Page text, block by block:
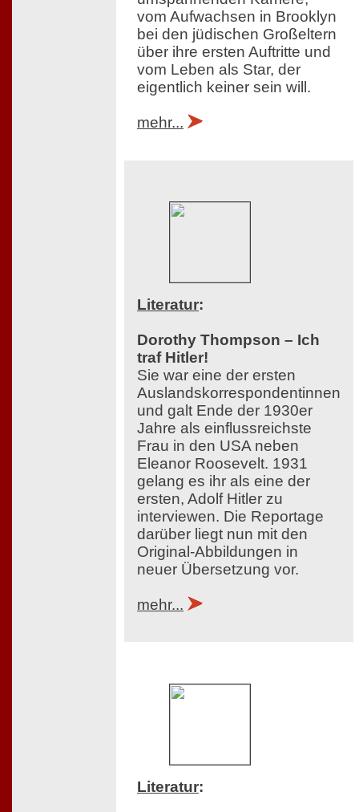
vom Aufwachsen in Brooklyn
bei den jüdischen Großeltern
über ihre ersten Auftritte und
vom Leben als Star, der
eigentlich keiner sein will.
mehr...
Literatur:
Dorothy Thompson – Ich
traf Hitler!
Sie war eine der ersten
Auslandskorrespondentinnen
und galt Ende der 1930er
Jahre als einflussreichste
Frau in den USA neben
Eleanor Roosevelt. 1931
gelang es ihr als eine der
ersten, Adolf Hitler zu
interviewen. Die Reportage
darüber liegt nun mit den
Original-Abbildungen in
neuer Übersetzung vor.
mehr...
Literatur: